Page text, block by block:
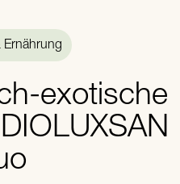
Ernährung
exotische